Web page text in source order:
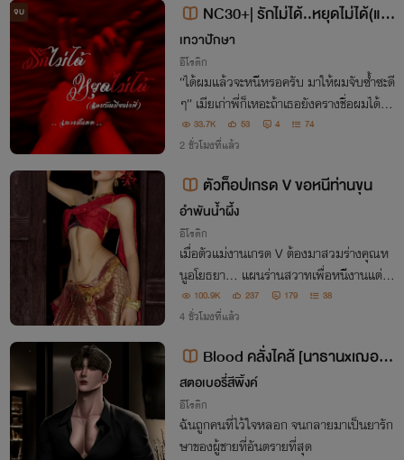
จบ
NC30+| รักไม่ได้..หยุดไม่ได้(แอ
บรักเมียเก่าพี่) | มีE-book
เทวาปักษา
อีโรติก
“ได้ผมแล้วจะหนีหรอครับ มาให้ผมจับซ้ำซะดี
ๆ” เมียเก่าพี่ก็เหอะถ้าเธอยังครางชื่อผมได้ ผ
มก็จะเอาให้สุด ถ้าผมลบทุกสัมผัสของพี่ออก
ไปจากร่างคุณ ได้คุณจะยอมเป็นของผมไหม
33.7K 53 4 74
2 ชั่วโมงที่แล้ว
ตัวท็อปเกรด V ขอหนีท่านขุน
อำพันน้ำผึ้ง
อีโรติก
เมื่อตัวแม่งานเกรด V ต้องมาสวมร่างคุณห
นูอโยธยา... แผนร่านสวาทเพื่อหนีงานแต่งจึ
งเริ่มขึ้น!
100.9K 237 179 38
4 ชั่วโมงที่แล้ว
Blood คลั่งไคล้ [นาธานxเฌอบั
ว]
สตอเบอรี่สีพิ้งค์
อีโรติก
ฉันถูกคนที่ไว้ใจหลอก จนกลายมาเป็นยารัก
ษาของผู้ชายที่อันตรายที่สุด